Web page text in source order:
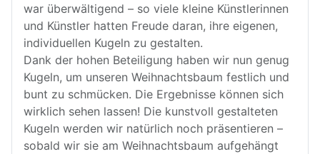
war überwältigend – so viele kleine Künstlerinnen
und Künstler hatten Freude daran, ihre eigenen,
individuellen Kugeln zu gestalten.
Dank der hohen Beteiligung haben wir nun genug
Kugeln, um unseren Weihnachtsbaum festlich und
bunt zu schmücken. Die Ergebnisse können sich
wirklich sehen lassen! Die kunstvoll gestalteten
Kugeln werden wir natürlich noch präsentieren –
sobald wir sie am Weihnachtsbaum aufgehängt